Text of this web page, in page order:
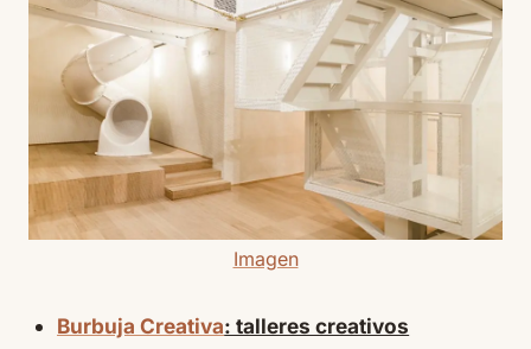
Imagen
Burbuja Creativa: talleres creativos